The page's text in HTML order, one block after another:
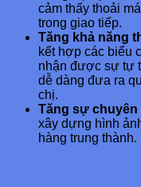
cảm thấy thoải
trong giao tiếp.
Tăng khả năng
kết hợp các biểu
nhận được sự tự
dễ dàng đưa ra
chị.
Tăng sự chuyên
xây dựng hình
hàng trung thành.